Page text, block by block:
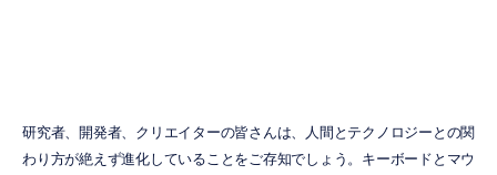
研究者、開発者、クリエイターの皆さんは、人間とテクノロジーとの関
わり方が絶えず進化していることをご存知でしょう。キーボードとマウ